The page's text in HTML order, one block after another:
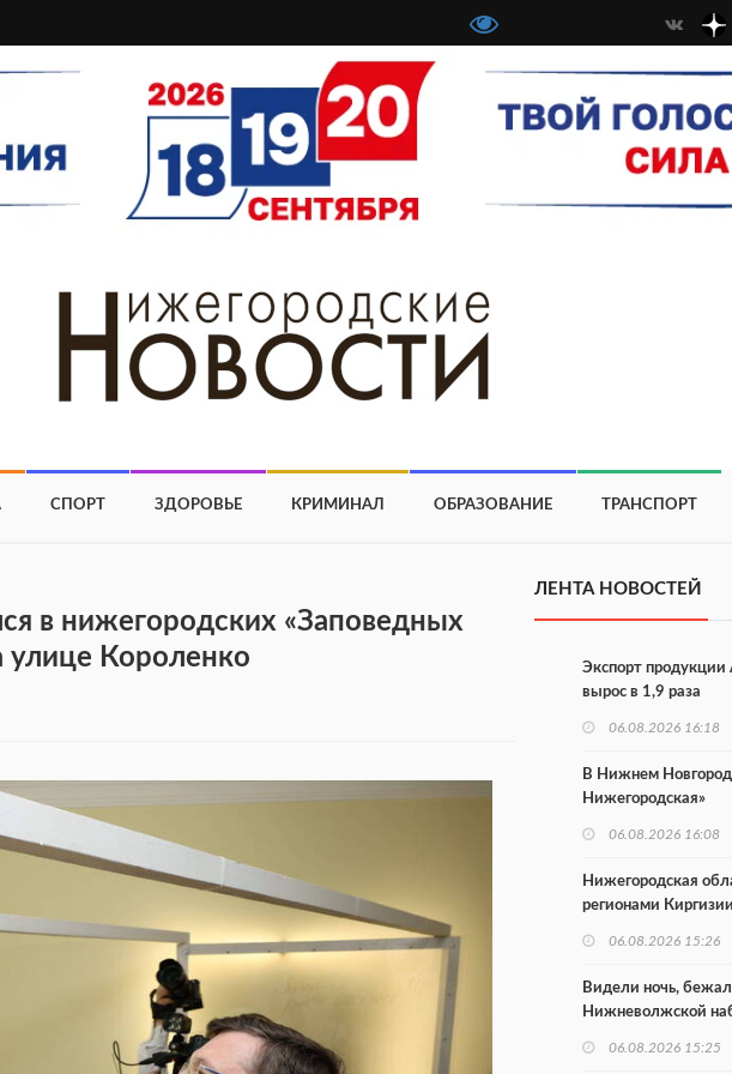
СПОРТ ЗДОРОВЬЕ КРИМИНАЛ ОБРАЗОВАНИЕ ТРАНСПОРТ
в нижегородских «Заповедных
улице Короленко
ЛЕНТА НОВОСТЕЙ
Экспорт
вырос в 1,9 раза
06.08.2026 16:18
В Нижнем
Нижегородская»
06.08.2026 16:08
Нижегородская
регионами Киргизии
06.08.2026 15:26
Видели ночь,
Нижневолжской
06.08.2026 15:25